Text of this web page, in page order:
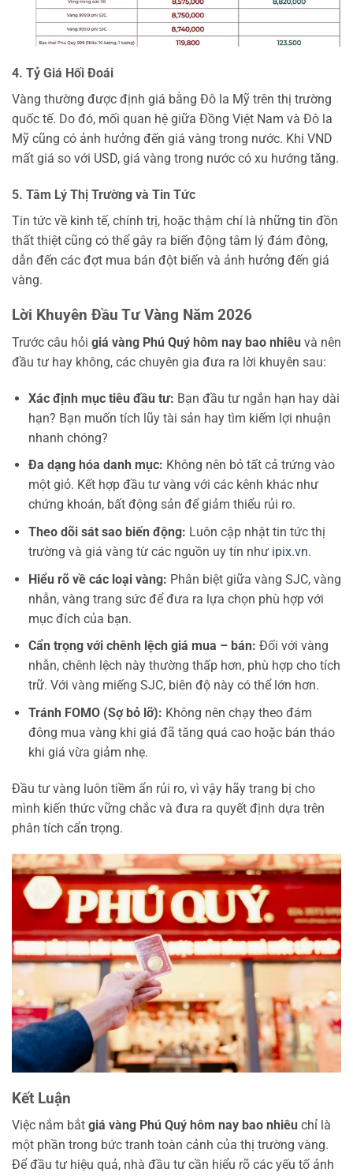
4. Tỷ Giá Hối Đoái
Vàng thường được định giá bằng Đô la Mỹ trên thị trường
quốc tế. Do đó, mối quan hệ giữa Đồng Việt Nam và Đô la
Mỹ cũng có ảnh hưởng đến giá vàng trong nước. Khi VND
mất giá so với USD, giá vàng trong nước có xu hướng tăng.
5. Tâm Lý Thị Trường và Tin Tức
Tin tức về kinh tế, chính trị, hoặc thậm chí là những tin đồn
thất thiệt cũng có thể gây ra biến động tâm lý đám đông,
dẫn đến các đợt mua bán đột biến và ảnh hưởng đến giá
vàng.
Lời Khuyên Đầu Tư Vàng Năm 2026
Trước câu hỏi giá vàng Phú Quý hôm nay bao nhiêu và nên
đầu tư hay không, các chuyên gia đưa ra lời khuyên sau:
Xác định mục tiêu đầu tư: Bạn đầu tư ngắn hạn hay dài
hạn? Bạn muốn tích lũy tài sản hay tìm kiếm lợi nhuận
nhanh chóng?
Đa dạng hóa danh mục: Không nên bỏ tất cả trứng vào
một giỏ. Kết hợp đầu tư vàng với các kênh khác như
chứng khoán, bất động sản để giảm thiểu rủi ro.
Theo dõi sát sao biến động: Luôn cập nhật tin tức thị
trường và giá vàng từ các nguồn uy tín như ipix.vn.
Hiểu rõ về các loại vàng: Phân biệt giữa vàng SJC, vàng
nhẫn, vàng trang sức để đưa ra lựa chọn phù hợp với
mục đích của bạn.
Cẩn trọng với chênh lệch giá mua – bán: Đối với vàng
nhẫn, chênh lệch này thường thấp hơn, phù hợp cho tích
trữ. Với vàng miếng SJC, biên độ này có thể lớn hơn.
Tránh FOMO (Sợ bỏ lỡ): Không nên chạy theo đám
đông mua vàng khi giá đã tăng quá cao hoặc bán tháo
khi giá vừa giảm nhẹ.
Đầu tư vàng luôn tiềm ẩn rủi ro, vì vậy hãy trang bị cho
mình kiến thức vững chắc và đưa ra quyết định dựa trên
phân tích cẩn trọng.
Kết Luận
Việc nắm bắt giá vàng Phú Quý hôm nay bao nhiêu chỉ là
một phần trong bức tranh toàn cảnh của thị trường vàng.
Để đầu tư hiệu quả, nhà đầu tư cần hiểu rõ các yếu tố ảnh